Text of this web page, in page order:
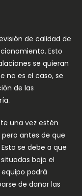
de calidad de
Esto
se quieran
no es el caso, se
de las
una vez estén
antes de que
se debe a que
bajo el
podrá
de dañar las